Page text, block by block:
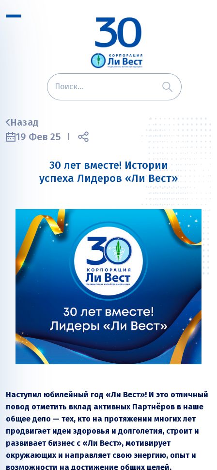
Назад
19 Фев 25
30 лет вместе! Истории
успеха Лидеров «Ли Вест»
Наступил юбилейный год «Ли Вест»! И это отличный
повод отметить вклад активных Партнёров в наше
общее дело — тех, кто на протяжении многих лет
продвигает идеи здоровья и долголетия, строит и
развивает бизнес с «Ли Вест», мотивирует
окружающих и направляет свою энергию, опыт и
возможности на достижение общих целей.